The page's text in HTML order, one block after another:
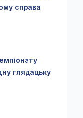
справа
глядацьку